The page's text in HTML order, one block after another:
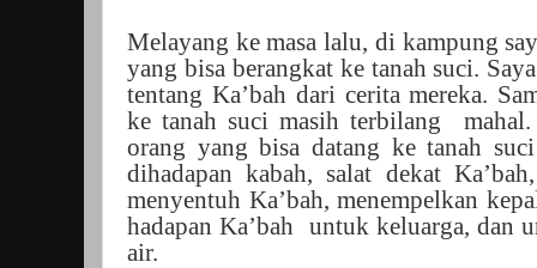
Melayang ke masa lalu, di kampung
yang bisa berangkat ke tanah suci.
tentang Ka’bah dari cerita mereka.
ke tanah suci masih terbilang
orang yang bisa datang ke tanah
dihadapan kabah, salat dekat
menyentuh Ka’bah, menempelkan
hadapan Ka’bah
untuk keluarga, dan
air.